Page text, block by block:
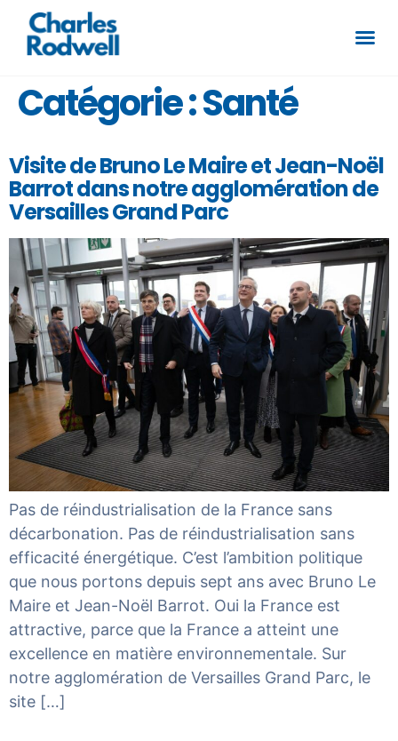
Catégorie :Santé
Visite de Bruno Le Maire et Jean-Noël
Barrot dans notre agglomération de
Versailles Grand Parc
Pas de réindustrialisation de la France sans
décarbonation. Pas de réindustrialisation sans
efficacité énergétique. C’est l’ambition politique
que nous portons depuis sept ans avec Bruno Le
Maire et Jean-Noël Barrot. Oui la France est
attractive, parce que la France a atteint une
excellence en matière environnementale. Sur
notre agglomération de Versailles Grand Parc, le
site […]